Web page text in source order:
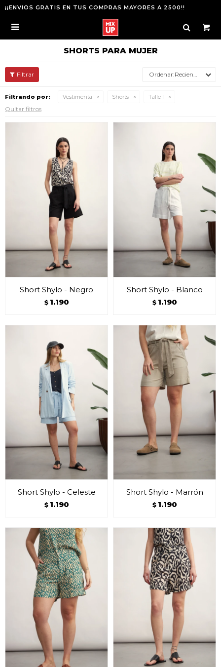
¡¡ENVIOS GRATIS EN TUS COMPRAS MAYORES A 2500!!

SHORTS PARA MUJER
Recientes
Filtrando por: Vestimenta Shorts Talle l
Quitar filtros
Short Shylo - Negro
$ 1.190
Short Shylo - Blanco
$ 1.190
Short Shylo - Celeste
$ 1.190
Short Shylo - Marrón
$ 1.190